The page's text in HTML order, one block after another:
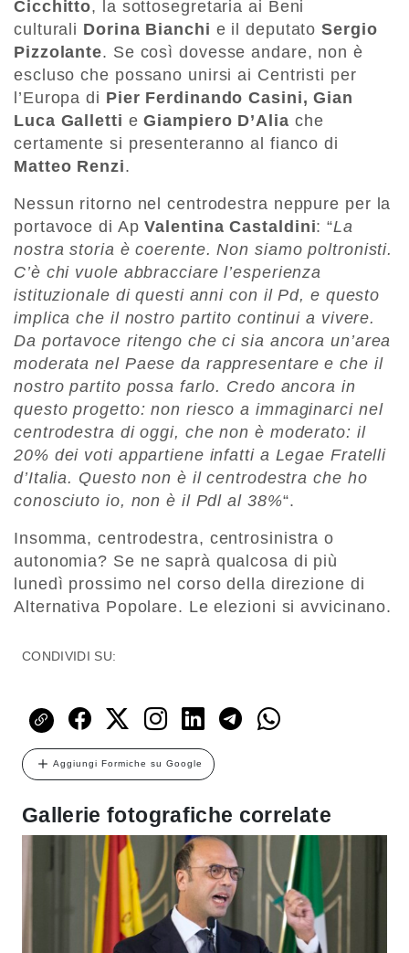
Cicchitto, la sottosegretaria ai Beni
culturali Dorina Bianchi e il deputatoSergio
Pizzolante. Se così dovesse andare, non è
escluso che possano unirsi ai Centristi per
l’Europa di Pier Ferdinando Casini, Gian
Luca Galletti eGiampiero D’Alia che
certamente si presenteranno al fianco di
Matteo Renzi.
Nessun ritorno nel centrodestra neppure per la
portavoce di ApValentina Castaldini: “La
nostra storia è coerente. Non siamo poltronisti.
C’è chi vuole abbracciare l’esperienza
istituzionale di questi anni con il Pd, e questo
implica che il nostro partito continui a vivere.
Da portavoce ritengo che ci sia ancora un’area
moderata nel Paese da rappresentare e che il
nostro partito possa farlo. Credo ancora in
questo progetto: non riesco a immaginarci nel
centrodestra di oggi, che non è moderato: il
20% dei voti appartiene infatti a Legae Fratelli
d’Italia. Questo non è il centrodestra che ho
conosciuto io, non è il Pdl al 38%“.
Insomma, centrodestra, centrosinistra o
autonomia? Se ne saprà qualcosa di più
lunedì prossimo nel corso della direzione di
Alternativa Popolare. Le elezioni si avvicinano.
CONDIVIDI SU:
Aggiungi Formiche su Google
Gallerie fotografiche correlate